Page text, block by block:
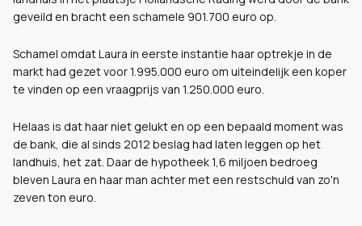
geveild en bracht een schamele 901.700 euro op.
Schamel omdat Laura in eerste instantie haar optrekje in de
markt had gezet voor 1.995.000 euro om uiteindelijk een koper
te vinden op een vraagprijs van 1.250.000 euro.
Helaas is dat haar niet gelukt en op een bepaald moment was
de bank, die al sinds 2012 beslag had laten leggen op het
landhuis, het zat. Daar de hypotheek 1,6 miljoen bedroeg
bleven Laura en haar man achter met een restschuld van zo'n
zeven ton euro.